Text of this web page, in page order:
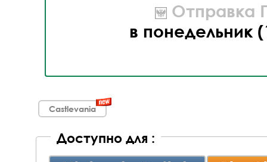
Отправка
в понедельник
Castlevania
Доступно для :